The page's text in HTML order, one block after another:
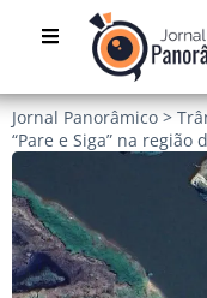
Jornal Panorâmico >
“Pare e Siga” na